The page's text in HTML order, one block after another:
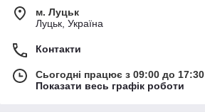
м. Луцьк
Луцьк, Україна
Контакти
Сьогодні працює з 09:00 до 17:30
Показати весь графік роботи